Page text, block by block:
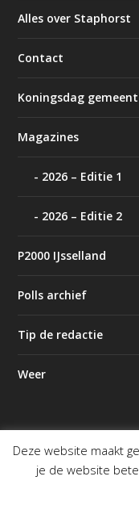
Alles over Staphorst
Contact
Koningsdag
Magazines
2026 – Editie 1
2026 – Editie 2
P2000 IJsselland
Polls archief
Tip de redactie
Weer
Ontworpen door
Deze website maakt
je de website